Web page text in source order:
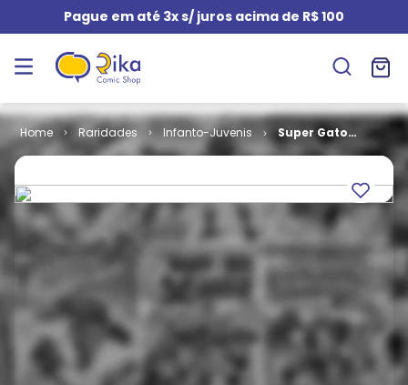
Pague em até 3x s/ juros acima de R$ 100
Raridades Infanto-Juvenis
Super Gato
Félix # 07